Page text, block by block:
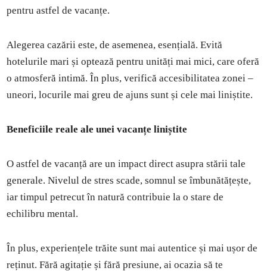
pentru astfel de vacanțe.
Alegerea cazării este, de asemenea, esențială. Evită
hotelurile mari și optează pentru unități mai mici, care oferă
o atmosferă intimă. În plus, verifică accesibilitatea zonei –
uneori, locurile mai greu de ajuns sunt și cele mai liniștite.
Beneficiile reale ale unei vacanțe liniștite
O astfel de vacanță are un impact direct asupra stării tale
generale. Nivelul de stres scade, somnul se îmbunătățește,
iar timpul petrecut în natură contribuie la o stare de
echilibru mental.
În plus, experiențele trăite sunt mai autentice și mai ușor de
reținut. Fără agitație și fără presiune, ai ocazia să te